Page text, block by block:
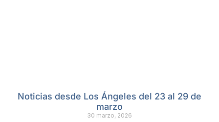
Noticias desde Los Ángeles del 23 al 29 de
marzo
30 marzo, 2026